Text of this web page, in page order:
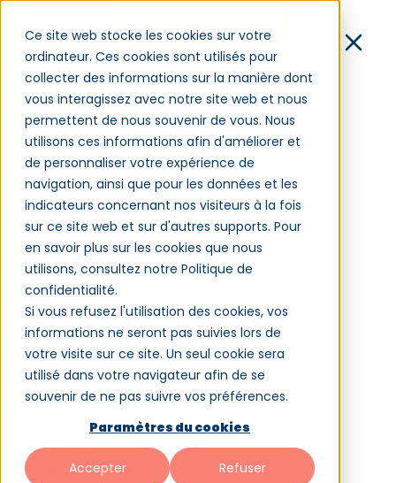
Ce site web stocke les cookies sur votre
ordinateur. Ces cookies sont utilisés pour
collecter des informations sur la manière dont
vous interagissez avec notre site web et nous
permettent de nous souvenir de vous. Nous
utilisons ces informations afin d'améliorer et
de personnaliser votre expérience de
navigation, ainsi que pour les données et les
indicateurs concernant nos visiteurs à la fois
sur ce site web et sur d'autres supports. Pour
en savoir plus sur les cookies que nous
utilisons, consultez notre Politique de
confidentialité.
Si vous refusez l'utilisation des cookies, vos
informations ne seront pas suivies lors de
votre visite sur ce site. Un seul cookie sera
utilisé dans votre navigateur afin de se
souvenir de ne pas suivre vos préférences.
Paramètres du cookies
Accepter Refuser
Contact
Connexion
Logiciel
Clients
Blog
Qui sommes-nous ?
Partenaires
Tarifs
Type de partenariat
Affiliation / Co-sell
Type de modules
Entretiens
GEPP
Cible client